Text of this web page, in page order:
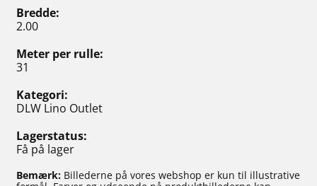
Bredde
2.00
Meter per rulle
31
Kategori
DLW Lino Outlet
Lagerstatus
Få på lager
Bemærk: Billederne på vores webshop er kun til illustrative